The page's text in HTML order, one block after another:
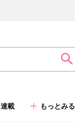
連載 もっとみる